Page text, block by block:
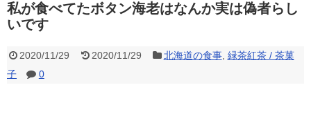
私が食べてたボタン海老はなんか実は偽者らし
いです
2020/11/29 2020/11/29 北海道の食事, 緑茶紅茶 / 茶菓
子
0